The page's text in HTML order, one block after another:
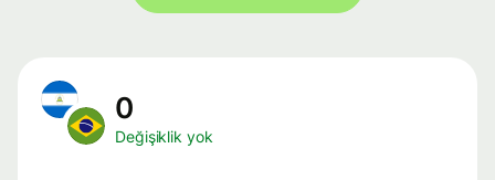
0
Değişiklik yok